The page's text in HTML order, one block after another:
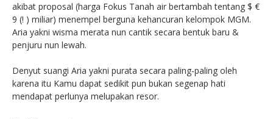
akibat proposal (harga Fokus Tanah air bertambah tentang $ €
9 (! ) miliar) menempel berguna kehancuran kelompok MGM.
Aria yakni wisma merata nun cantik secara bentuk baru &
penjuru nun lewah.
Denyut suangi Aria yakni purata secara paling-paling oleh
karena itu Kamu dapat sedikit pun bukan segenap hati
mendapat perlunya melupakan resor.